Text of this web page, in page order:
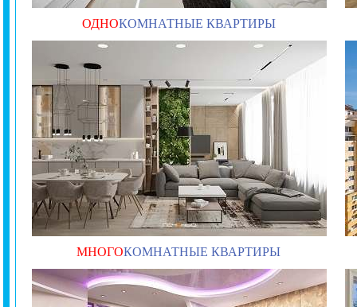
ОДНОКОМНАТНЫЕ КВАРТИРЫ
МНОГОКОМНАТНЫЕ КВАРТИРЫ